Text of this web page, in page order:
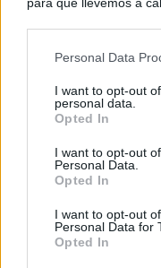
negar su
de su consentimiento,
rechazar tal
cualquier momento
visitando nuestra
Personal Data
I want to opt-out
personal data.
Opted In
I want to opt-out
Personal Data.
Opted In
I want to opt-out
Personal Data for
Opted In